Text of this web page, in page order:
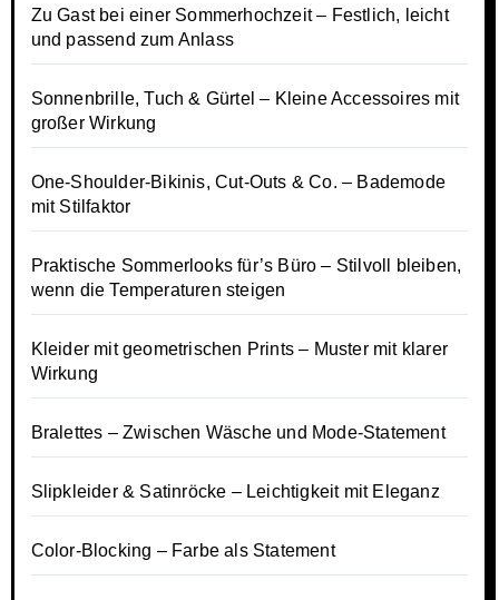
Zu Gast bei einer Sommerhochzeit – Festlich, leicht
und passend zum Anlass
Sonnenbrille, Tuch & Gürtel – Kleine Accessoires mit
großer Wirkung
One-Shoulder-Bikinis, Cut-Outs & Co. – Bademode
mit Stilfaktor
Praktische Sommerlooks für’s Büro – Stilvoll bleiben,
wenn die Temperaturen steigen
Kleider mit geometrischen Prints – Muster mit klarer
Wirkung
Bralettes – Zwischen Wäsche und Mode-Statement
Slipkleider & Satinröcke – Leichtigkeit mit Eleganz
Color-Blocking – Farbe als Statement